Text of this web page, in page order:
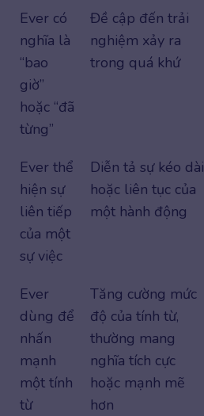
Ever có
nghĩa là
“bao
giờ”
hoặc “đã
từng”
Đề cập đến trải
nghiệm xảy ra
trong quá khứ
Ever thể
hiện sự
liên tiếp
của một
sự việc
Diễn tả sự kéo dài
hoặc liên tục của
một hành động
Ever
dùng để
nhấn
mạnh
một tính
từ
Tăng cường mức
độ của tính từ,
thường mang
nghĩa tích cực
hoặc mạnh mẽ
hơn